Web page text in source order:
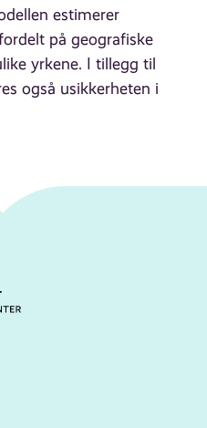
estimerer
på geografiske
yrkene. I tillegg til
også usikkerheten i